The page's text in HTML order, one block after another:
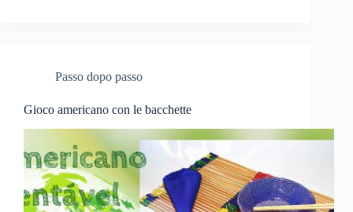
Passo dopo passo
Gioco americano con le bacchette